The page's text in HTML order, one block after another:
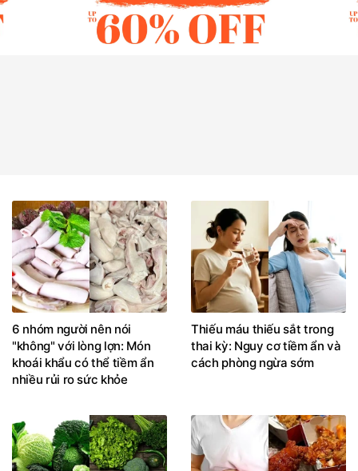
6 nhóm người nên nói
"không" với lòng lợn: Món
khoái khẩu có thể tiềm ẩn
nhiều rủi ro sức khỏe
Thiếu máu thiếu sắt trong
thai kỳ: Nguy cơ tiềm ẩn và
cách phòng ngừa sớm